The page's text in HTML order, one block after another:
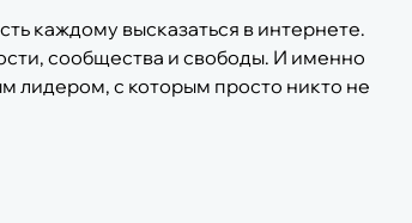
каждому высказаться в интернете.
сообщества и свободы. И именно
лидером, с которым просто никто не